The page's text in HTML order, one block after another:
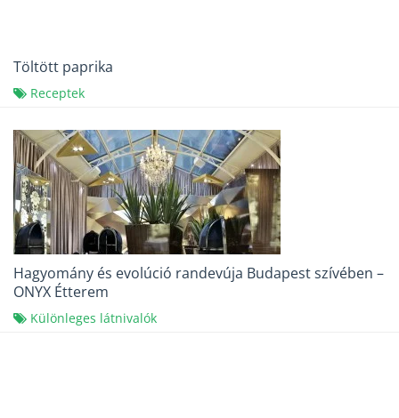
Töltött paprika
Receptek
Hagyomány és evolúció randevúja Budapest szívében –
ONYX Étterem
Különleges látnivalók